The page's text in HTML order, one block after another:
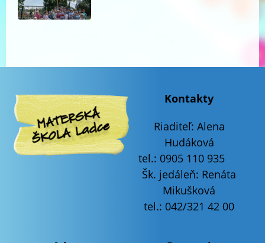
Kontakty
Riaditeľ: Alena
Hudáková
tel.: 0905 110 935
Šk. jedáleň: Renáta
Mikušková
tel.: 042/321 42 00